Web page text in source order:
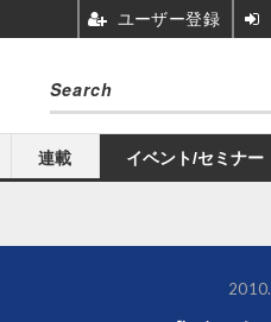
連載 イベント/セミナー
ユーザー登録